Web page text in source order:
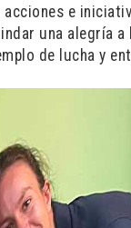
acciones e
una alegría
de lucha y